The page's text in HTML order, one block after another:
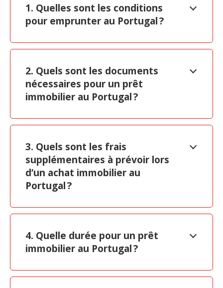
1. Quelles sont les conditions
pour emprunter au Portugal ?
2. Quels sont les documents
nécessaires pour un prêt
immobilier au Portugal ?
3. Quels sont les frais
supplémentaires à prévoir lors
d’un achat immobilier au
Portugal ?
4. Quelle durée pour un prêt
immobilier au Portugal ?